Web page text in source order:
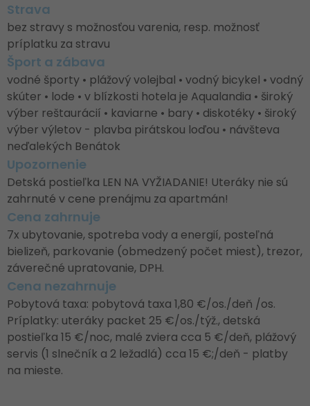
Strava
bez stravy s možnosťou varenia, resp. možnosť
príplatku za stravu
Šport a zábava
vodné športy • plážový volejbal • vodný bicykel • vodný
skúter • lode • v blízkosti hotela je Aqualandia • široký
výber reštaurácií • kaviarne • bary • diskotéky • široký
výber výletov - plavba pirátskou loďou • návšteva
neďalekých Benátok
Upozornenie
Detská postieľka LEN NA VYŽIADANIE! Uteráky nie sú
zahrnuté v cene prenájmu za apartmán!
Cena zahrnuje
7x ubytovanie, spotreba vody a energií, posteľná
bielizeň, parkovanie (obmedzený počet miest), trezor,
záverečné upratovanie, DPH.
Cena nezahrnuje
Pobytová taxa: pobytová taxa 1,80 €/os./deň /os.
Príplatky: uteráky packet 25 €/os./týž., detská
postieľka 15 €/noc, malé zviera cca 5 €/deň, plážový
servis (1 slnečník a 2 ležadlá) cca 15 €;/deň - platby
na mieste.